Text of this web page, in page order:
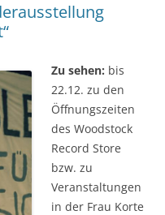
Zu sehen: bis
22.12. zu den
Öffnungszeiten
des Woodstock
Record Store
bzw. zu
Veranstaltungen
in der Frau Korte